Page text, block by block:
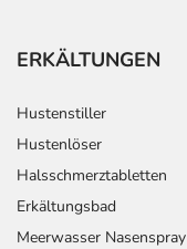
ERKÄLTUNGEN
Hustenstiller
Hustenlöser
Halsschmerztabletten
Erkältungsbad
Meerwasser Nasenspray